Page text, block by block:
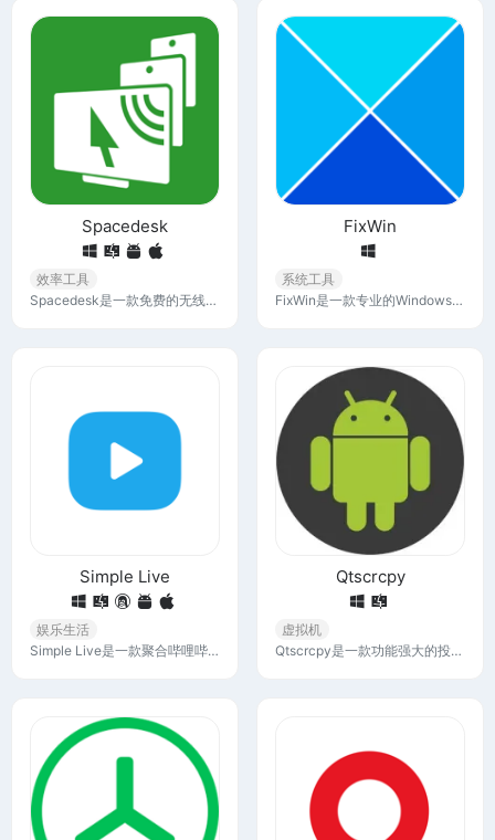
Spacedesk
效率工具
Spacedesk是一款免费的无线投屏软件，可以将任何设备转换为额外的显示器！体验扩展桌面空间的多功能性。只需单击几下即可连接到您的主系统，并享受多个屏幕的无缝集成，以实现真正统一的多显示器环境。
FixWin
系统工具
FixWin是一款专业的Windows修复工具，支持一键修复功能，自动扫描并修复，旨在解决Windows系统的故障，帮助用户轻松解决各种系统和应用程序的常见问题。
Simple Live
娱乐生活
Simple Live是一款聚合哔哩哔哩、斗鱼、虎牙、抖音等多个直播网站的软件，简简单单看直播，支持平台最高画质，弹幕样式自定义，大屏看网络直播最佳选择。
Qtscrcpy
虚拟机
Qtscrcpy是一款功能强大的投屏工具，通过USB或网络连接安卓设备，实现显示和控制，无需 root 权限，并支持GNU/Linux、Windows 和 macOS三大主流桌面平台。